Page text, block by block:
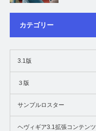
カテゴリー
3.1版
３版
サンプルロスター
ヘヴィギア3.1拡張コンテンツ